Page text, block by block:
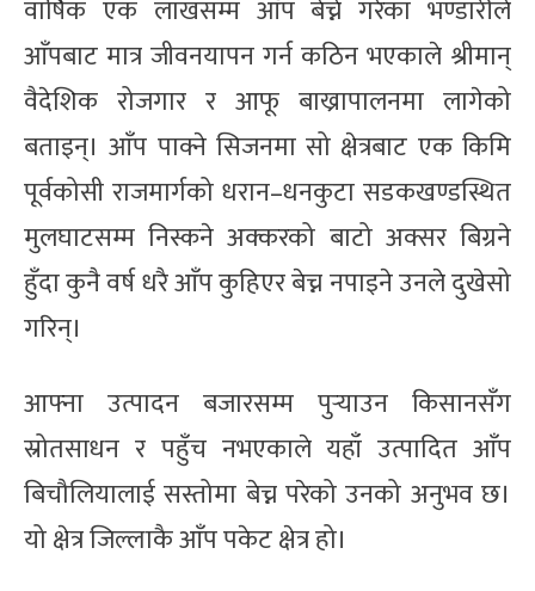
वार्षिक एक लाखसम्म आँप बेच्ने गरेका भण्डारीले
आँपबाट मात्र जीवनयापन गर्न कठिन भएकाले श्रीमान्
वैदेशिक रोजगार र आफू बाख्रापालनमा लागेको
बताइन्। आँप पाक्ने सिजनमा सो क्षेत्रबाट एक किमि
पूर्वकोसी राजमार्गको धरान–धनकुटा सडकखण्डस्थित
मुलघाटसम्म निस्कने अक्करको बाटो अक्सर बिग्रने
हुँदा कुनै वर्ष धरै आँप कुहिएर बेच्न नपाइने उनले दुखेसो
गरिन्।
आफ्ना उत्पादन बजारसम्म पुर्‍याउन किसानसँग
स्रोतसाधन र पहुँच नभएकाले यहाँ उत्पादित आँप
बिचौलियालाई सस्तोमा बेच्न परेको उनको अनुभव छ।
यो क्षेत्र जिल्लाकै आँप पकेट क्षेत्र हो।